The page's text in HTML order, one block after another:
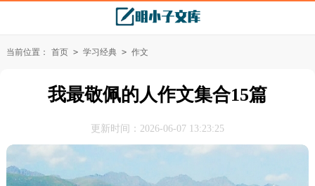
当前位置： 首页 > 学习经典 > 作文
我最敬佩的人作文集合15篇
更新时间：2026-06-07 13:23:25